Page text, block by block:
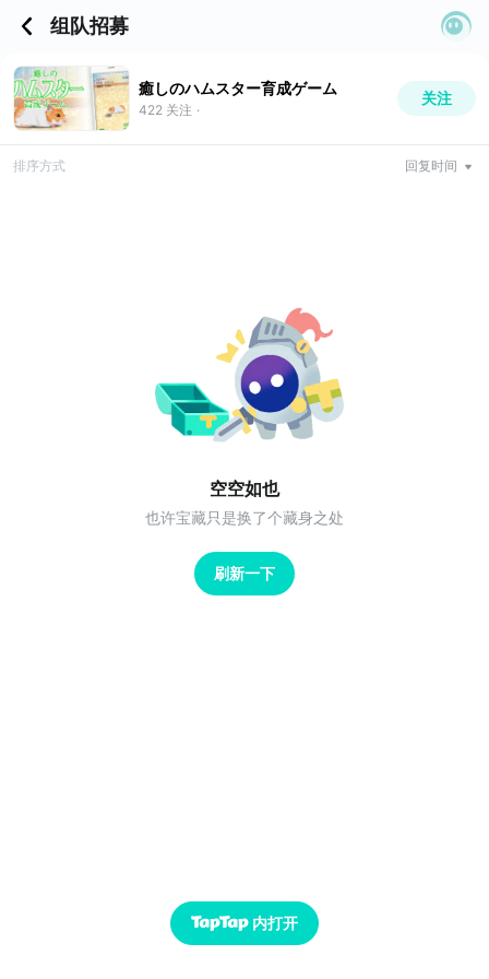
组队招募
癒しのハムスター育成ゲーム
422 关注 ·
关注
排序方式 回复时间
空空如也
也许宝藏只是换了个藏身之处
刷新一下
内打开